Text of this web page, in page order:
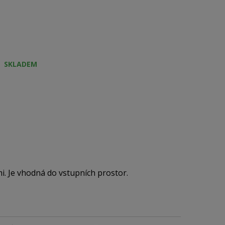
SKLADEM
Je vhodná do vstupních prostor.